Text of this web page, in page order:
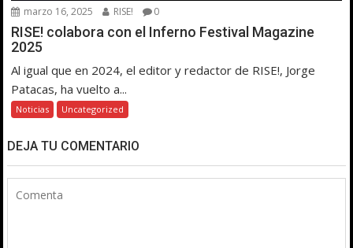
marzo 16, 2025 RISE! 0
RISE! colabora con el Inferno Festival Magazine
2025
Al igual que en 2024, el editor y redactor de RISE!, Jorge
Patacas, ha vuelto a...
Noticias Uncategorized
DEJA TU COMENTARIO